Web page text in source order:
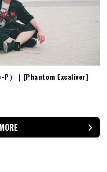
P）｜[Phantom Excaliver]